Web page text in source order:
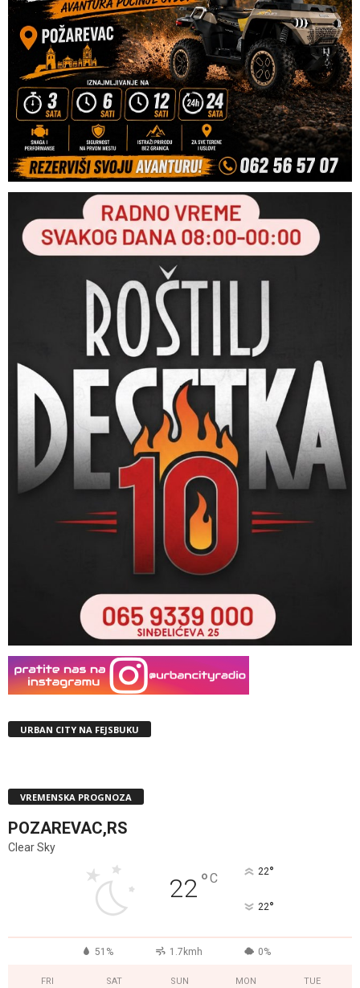
URBAN CITY NA FEJSBUKU
VREMENSKA PROGNOZA
POZAREVAC,RS
Clear Sky
22°C 22°
22°
51% 1.7kmh 0%
FRI SAT SUN MON TUE